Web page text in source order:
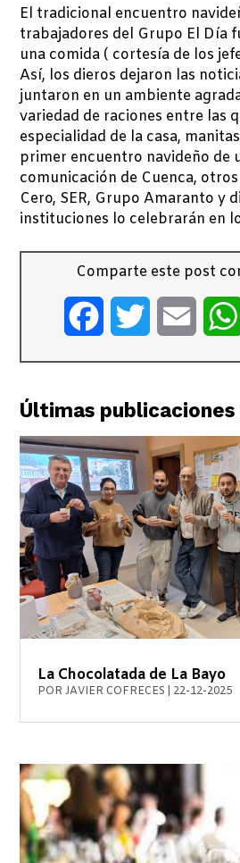
El tradicional encuentro
trabajadores del Grupo El Día
una comida ( cortesía de los
Así, los dieros dejaron las
juntaron en un ambiente
variedad de raciones entre las
especialidad de la casa,
primer encuentro navideño de
comunicación de Cuenca,
Cero, SER, Grupo Amaranto y
instituciones lo celebrarán en
Comparte este post
FacebookTwitter Email
Últimas
La Chocolatada de La Bayo
PORJAVIER COFRECES 22-12-2025